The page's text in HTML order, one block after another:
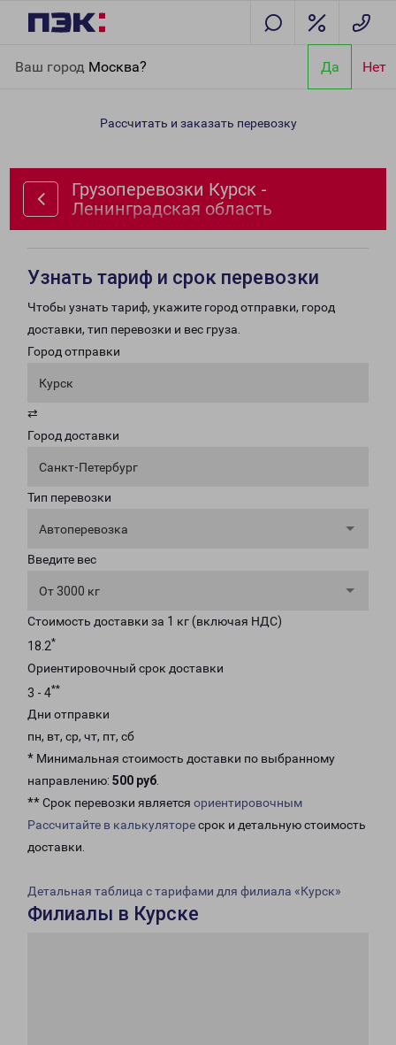
Ваш город Москва? Да Нет
область
Рассчитать и заказать перевозку
Грузоперевозки Курск -
Ленинградская область
Узнать тариф и срок перевозки
Чтобы узнать тариф, укажите город отправки, город
доставки, тип перевозки и вес груза.
Город отправки
Курск
⇄
Город доставки
Санкт-Петербург
Тип перевозки
Автоперевозка
Введите вес
От 3000 кг
Стоимость доставки за 1 кг (включая НДС)
18.2*
Ориентировочный срок доставки
3 - 4**
Дни отправки
пн, вт, ср, чт, пт, сб
* Минимальная стоимость доставки по выбранному
направлению: 500 руб.
** Срок перевозки является ориентировочным
Рассчитайте в калькуляторесрок и детальную стоимость
доставки.
Детальная таблица с тарифами для филиала «Курск»
Филиалы в Курске